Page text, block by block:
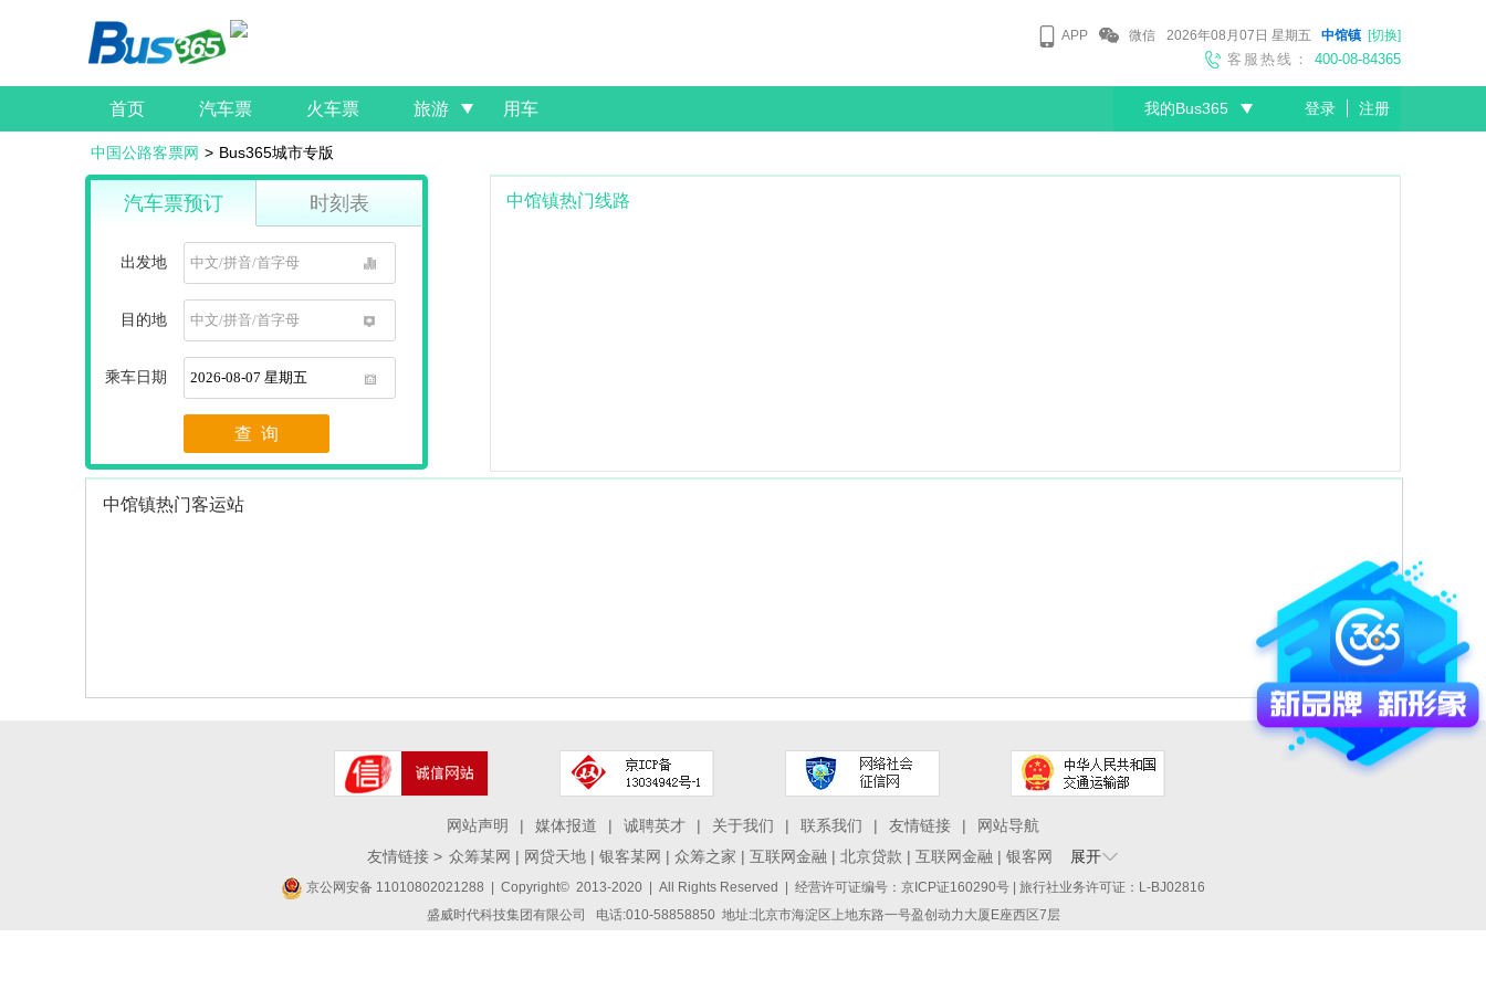
APP 微信 2026年08月07日 星期五 中馆镇 [切换]
客服热线： 400-08-84365
首页 汽车票 火车票 旅游 用车 我的Bus365 登录 注册
中国公路客票网 > Bus365城市专版
汽车票预订 时刻表
出发地
目的地
1
乘车日期
1
查 询
中馆镇热门线路
中馆镇热门客运站
网站声明 | 媒体报道 | 诚聘英才 | 关于我们 | 联系我们 | 友情链接 |
网站导航
友情链接 > 众筹某网 | 网贷天地 | 银客某网 | 众筹之家 | 互联网金融 | 北京贷款 | 互联网金融 | 银客网 展开
京公网安备 11010802021288 | Copyright© 2013-2020 | All Rights Reserved | 经营许可证编号：京ICP证160290号 | 旅行社业务许可证：L-BJ02816
盛威时代科技集团有限公司 电话:010-58858850 地址:北京市海淀区上地东路一号盈创动力大厦E座西区7层